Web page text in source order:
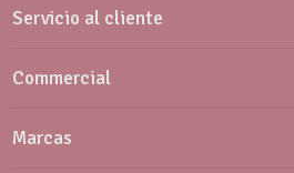
Servicio al cliente
Commercial
Marcas